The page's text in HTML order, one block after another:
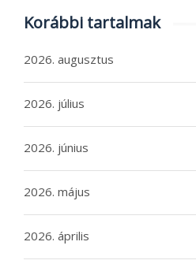
Korábbi tartalmak
2026. augusztus
2026. július
2026. június
2026. május
2026. április